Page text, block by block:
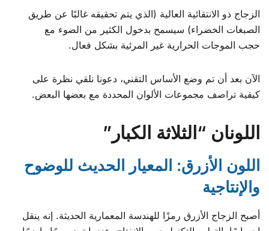
الزجاج ذو الانتقائية العالية (الذي يتم تحقيقه غالبًا عن طريق
الصبغات الخضراء) سيسمح بدخول الكثير من الضوء مع
حجب الموجات الحرارية غير المرئية بشكل فعال.
الآن بعد أن تم وضع الأساس التقني، دعونا نلقي نظرة على
كيفية تراصف مجموعات الألوان المحددة مع بعضها البعض.
اللونان “الثلاثة الكبار”
اللون الأزرق: المعيار الحديث للوضوح
والإنتاجية
أصبح الزجاج الأزرق رمزًا للهندسة المعمارية الحديثة. إنه ينقل